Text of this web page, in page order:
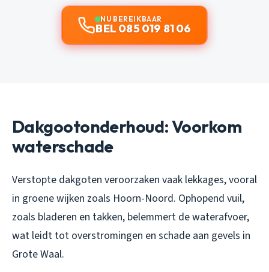
NU BEREIKBAAR
BEL 085 019 81 06
Dakgootonderhoud: Voorkom
waterschade
Verstopte dakgoten veroorzaken vaak lekkages, vooral
in groene wijken zoals Hoorn-Noord. Ophopend vuil,
zoals bladeren en takken, belemmert de waterafvoer,
wat leidt tot overstromingen en schade aan gevels in
Grote Waal.